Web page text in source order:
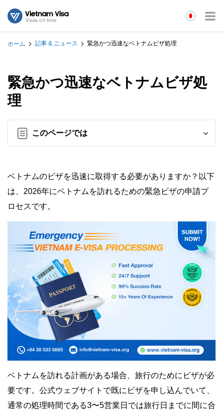
ホーム 記事 & ニュース 緊急かつ迅速なベトナムビザ処理
緊急かつ迅速なベトナムビザ処
理
このページでは
ベトナムのビザを迅速に取得する必要がありますか？以下
は、2026年にベトナムを訪れるための緊急ビザの申請プ
ロセスです。
ベトナムを訪れる計画がある場合、旅行のためにビザが必
要です。公式ウェブサイトで既にビザを申し込んでいて、
通常の処理時間である3〜5営業日では旅行日までに間に合